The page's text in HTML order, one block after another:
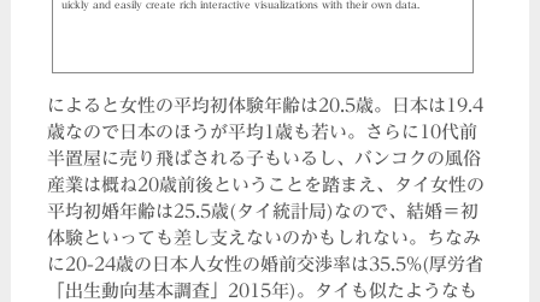
uickly and easily create rich interactive visualizations with their own data.
によると女性の平均初体験年齢は20.5歳。日本は19.4
歳なので日本のほうが平均1歳も若い。さらに10代前
半置屋に売り飛ばされる子もいるし、バンコクの風俗
産業は概ね20歳前後ということを踏まえ、タイ女性の
平均初婚年齢は25.5歳(タイ統計局)なので、結婚＝初
体験といっても差し支えないのかもしれない。ちなみ
に20-24歳の日本人女性の婚前交渉率は35.5%(厚労省
「出生動向基本調査」2015年)。タイも似たようなも